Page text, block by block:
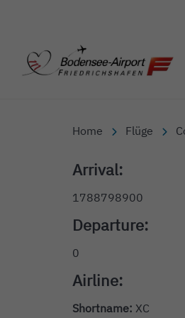
Home Flüge
Arrival:
1788798900
Departure:
0
Airline:
Shortname: XC